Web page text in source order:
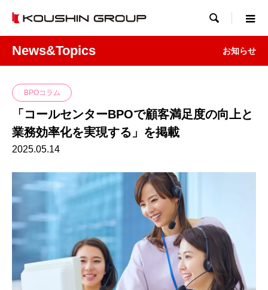

News&Topics お知らせ
BPOコラム
「コールセンターBPOで顧客満足度の向上と
業務効率化を実現する」を掲載
2025.05.14